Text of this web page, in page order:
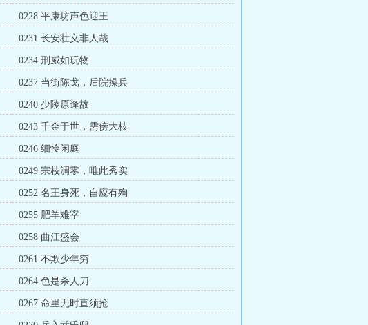
0228 平康坊声色迎王
0231 长安壮义非人哉
0234 刑威如玩物
0237 当街陈戈，后院操兵
0240 少陵原逢故
0243 千金于世，需傍大枝
0246 细怜闲庭
0249 宗枝凋零，唯此秀实
0252 名王身死，自应有殉
0255 肥羊难宰
0258 曲江盛会
0261 不欺少年穷
0264 色是杀人刀
0267 命里无时直须抢